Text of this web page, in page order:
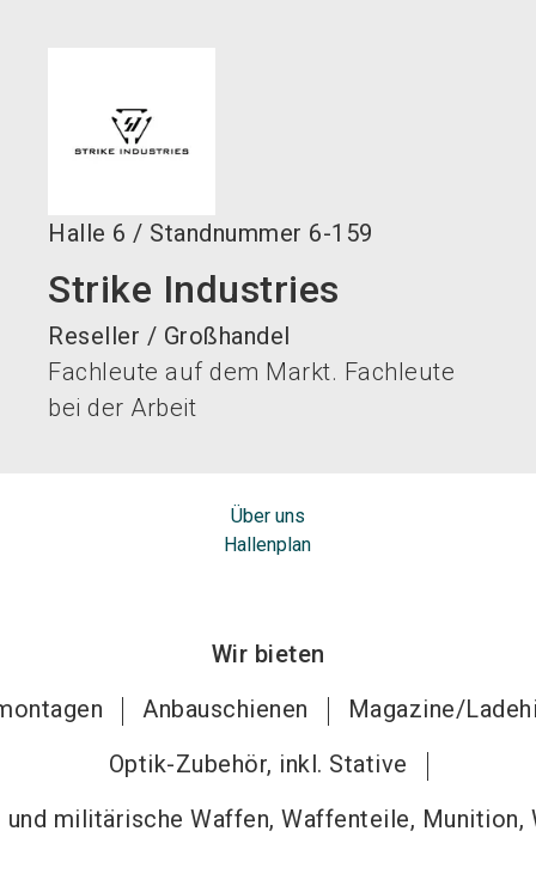
Halle 6 / Standnummer 6-159
Strike Industries
Reseller / Großhandel
Fachleute auf dem Markt. Fachleute
bei der Arbeit
Über uns
Hallenplan
Wir bieten
Anbauschienen
Magazine/
Optik-Zubehör, inkl. Stative
militärische Waffen, Waffenteile, Munition,